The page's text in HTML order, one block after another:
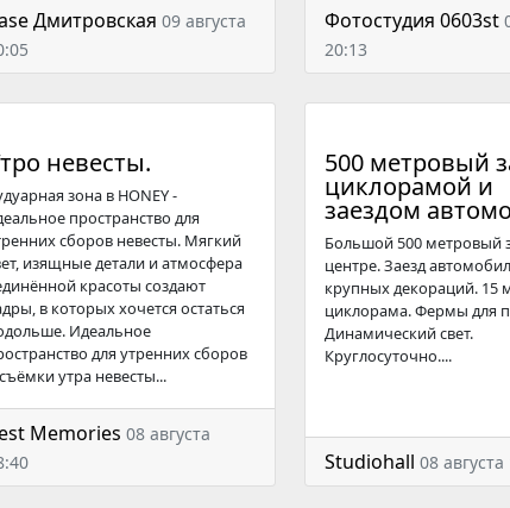
Дмитровская 09 августа
Фотостудия 0603st
20:13
невесты.
зона в HONEY -
пространство для
сборов невесты. Мягкий
изящные детали и атмосфера
красоты создают
в которых хочется остаться
Идеальное
для утренних сборов
утра невесты...
Memories 08 августа
500 метровый
циклорамой и
заездом
Большой 500 метровый
центре. Заезд
крупных декораций. 15
циклорама. Фермы для
Динамический свет.
Круглосуточно....
Studiohall 08 августа